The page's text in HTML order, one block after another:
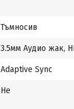
Тъмносив
3.5мм Аудио жак,
Adaptive Sync
Не